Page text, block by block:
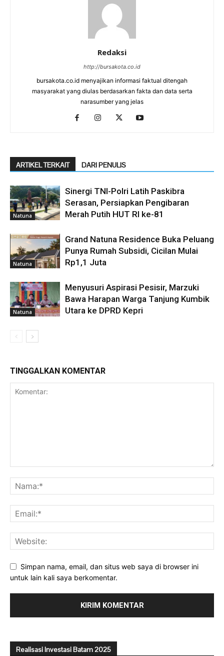
Redaksi
http://bursakota.co.id
bursakota.co.id menyajikan informasi faktual ditengah
masyarakat yang diulas berdasarkan fakta dan data serta
narasumber yang jelas
ARTIKEL TERKAIT DARI PENULIS
Natuna
Sinergi TNI-Polri Latih Paskibra
Serasan, Persiapkan Pengibaran
Merah Putih HUT RI ke-81
Natuna
Grand Natuna Residence Buka Peluang
Punya Rumah Subsidi, Cicilan Mulai
Rp1,1 Juta
Natuna
Menyusuri Aspirasi Pesisir, Marzuki
Bawa Harapan Warga Tanjung Kumbik
Utara ke DPRD Kepri
TINGGALKAN KOMENTAR
Simpan nama, email, dan situs web saya di browser ini
untuk lain kali saya berkomentar.
Realisasi Investasi Batam 2025